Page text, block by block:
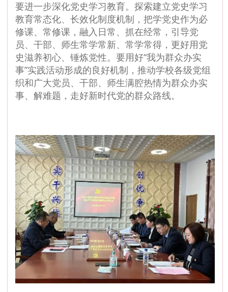
要进一步深化党史学习教育。探索建立党史学习
教育常态化、长效化制度机制，把学党史作为必
修课、常修课，融入日常、抓在经常，引导党
员、干部、师生常学常新、常学常得，更好用党
史滋养初心、锤炼党性。要用好“我为群众办实
事”实践活动形成的良好机制，推动学校各级党组
织和广大党员、干部、师生满腔热情为群众办实
事、解难题，走好新时代党的群众路线。